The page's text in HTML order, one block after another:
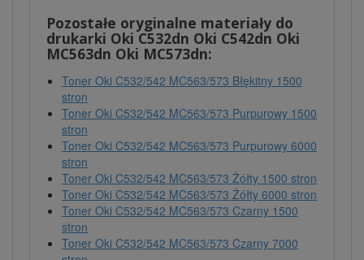
Pozostałe oryginalne materiały do
drukarki Oki C532dn Oki C542dn Oki
MC563dn Oki MC573dn:
Toner Oki C532/542 MC563/573 Błękitny 1500
stron
Toner Oki C532/542 MC563/573 Purpurowy 1500
stron
Toner Oki C532/542 MC563/573 Purpurowy 6000
stron
Toner Oki C532/542 MC563/573 Żółty 1500 stron
Toner Oki C532/542 MC563/573 Żółty 6000 stron
Toner Oki C532/542 MC563/573 Czarny 1500
stron
Toner Oki C532/542 MC563/573 Czarny 7000